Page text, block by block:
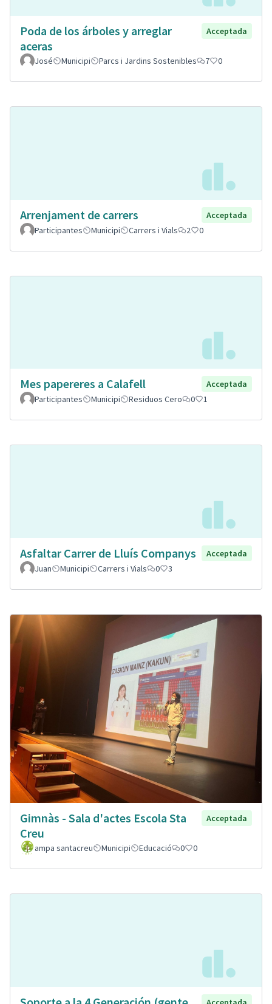
Poda de los árboles y arreglar
aceras
Acceptada
José Municipi Parcs i Jardins Sostenibles 7 0
Arrenjament de carrers
Acceptada
Participantes
Municipi Carrers i Vials 2 0
Mes papereres a Calafell
Acceptada
Participantes
Municipi Residuos Cero 0 1
Asfaltar Carrer de Lluís Companys
Acceptada
Juan
Municipi Carrers i Vials 0 3
Gimnàs - Sala d'actes Escola Sta
Creu
Acceptada
ampa santacreu Municipi Educació 0 0